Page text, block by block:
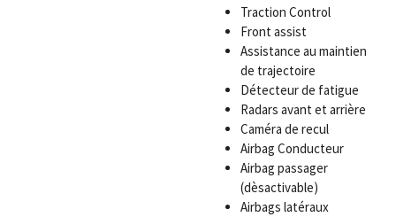
Traction Control
Front assist
Assistance au maintien
de trajectoire
Détecteur de fatigue
Radars avant et arrière
Caméra de recul
Airbag Conducteur
Airbag passager
(dèsactivable)
Airbags latéraux